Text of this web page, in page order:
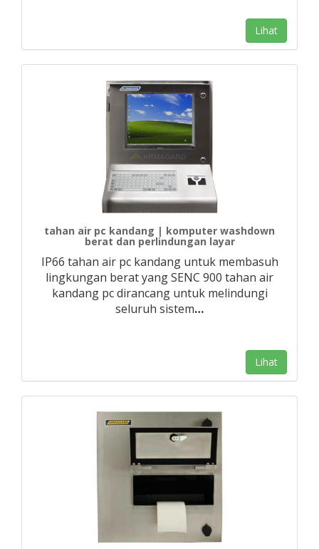
Lihat
tahan air pc kandang | komputer washdown
berat dan perlindungan layar
IP66 tahan air pc kandang untuk membasuh
lingkungan berat yang SENC 900 tahan air
kandang pc dirancang untuk melindungi
seluruh sistem…
Lihat